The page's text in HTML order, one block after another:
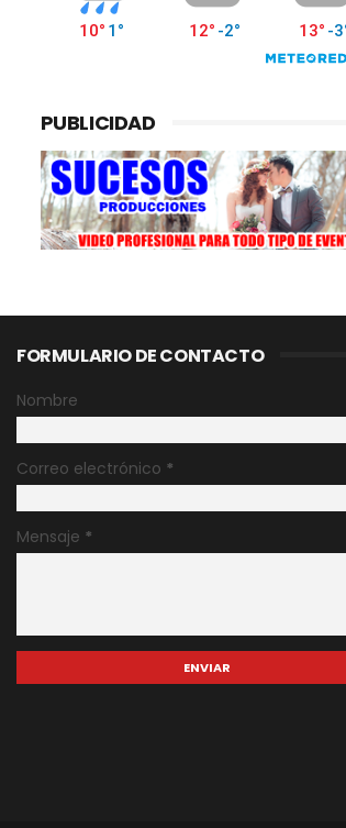
PUBLICIDAD
FORMULARIO DE CONTACTO
Nombre
Correo electrónico *
Mensaje *